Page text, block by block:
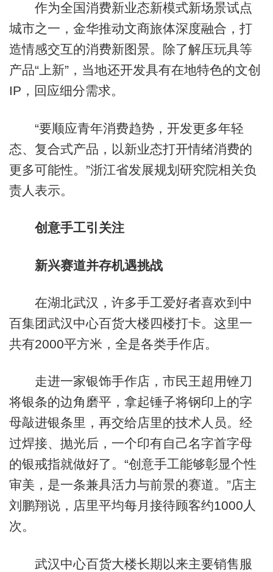
作为全国消费新业态新模式新场景试点
城市之一，金华推动文商旅体深度融合，打
造情感交互的消费新图景。除了解压玩具等
产品“上新”，当地还开发具有在地特色的文创
IP，回应细分需求。
“要顺应青年消费趋势，开发更多年轻
态、复合式产品，以新业态打开情绪消费的
更多可能性。”浙江省发展规划研究院相关负
责人表示。
创意手工引关注
新兴赛道并存机遇挑战
在湖北武汉，许多手工爱好者喜欢到中
百集团武汉中心百货大楼四楼打卡。这里一
共有2000平方米，全是各类手作店。
走进一家银饰手作店，市民王超用锉刀
将银条的边角磨平，拿起锤子将钢印上的字
母敲进银条里，再交给店里的技术人员。经
过焊接、抛光后，一个印有自己名字首字母
的银戒指就做好了。“创意手工能够彰显个性
审美，是一条兼具活力与前景的赛道。”店主
刘鹏翔说，店里平均每月接待顾客约1000人
次。
武汉中心百货大楼长期以来主要销售服